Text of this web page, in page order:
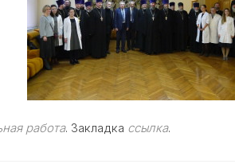
работа. Закладка ссылка.